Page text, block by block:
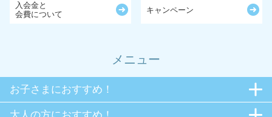
入会金と
会費について
キャンペーン
メニュー
お子さまにおすすめ！